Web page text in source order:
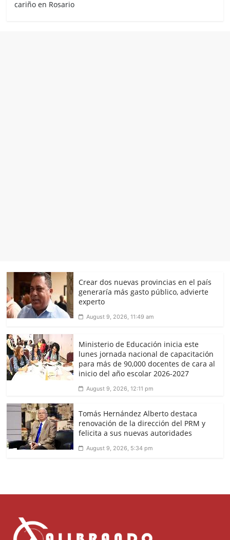
cariño en Rosario
Crear dos nuevas provincias en el país
generaría más gasto público, advierte
experto
August 9, 2026, 11:49 am
Ministerio de Educación inicia este
lunes jornada nacional de capacitación
para más de 90,000 docentes de cara al
inicio del año escolar 2026-2027
August 9, 2026, 12:11 pm
Tomás Hernández Alberto destaca
renovación de la dirección del PRM y
felicita a sus nuevas autoridades
August 9, 2026, 5:34 pm